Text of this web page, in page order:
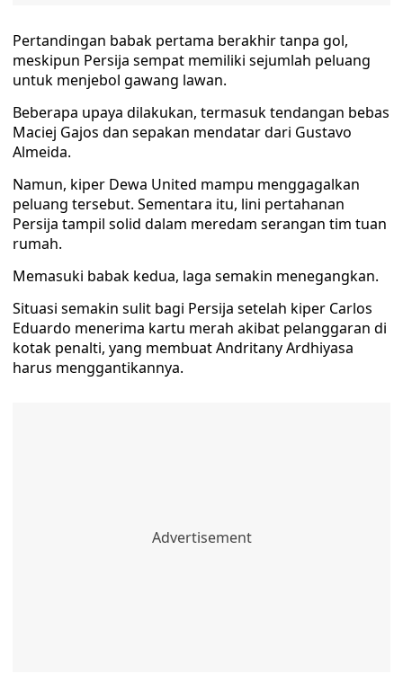
Pertandingan babak pertama berakhir tanpa gol,
meskipun Persija sempat memiliki sejumlah peluang
untuk menjebol gawang lawan.
Beberapa upaya dilakukan, termasuk tendangan bebas
Maciej Gajos dan sepakan mendatar dari Gustavo
Almeida.
Namun, kiper Dewa United mampu menggagalkan
peluang tersebut. Sementara itu, lini pertahanan
Persija tampil solid dalam meredam serangan tim tuan
rumah.
Memasuki babak kedua, laga semakin menegangkan.
Situasi semakin sulit bagi Persija setelah kiper Carlos
Eduardo menerima kartu merah akibat pelanggaran di
kotak penalti, yang membuat Andritany Ardhiyasa
harus menggantikannya.